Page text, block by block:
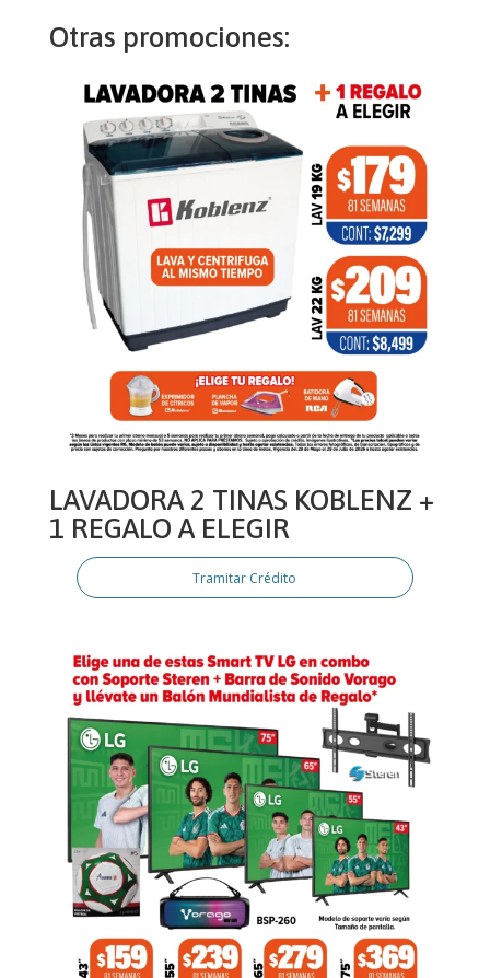
Otras promociones:
LAVADORA 2 TINAS KOBLENZ +
1 REGALO A ELEGIR
Tramitar Crédito